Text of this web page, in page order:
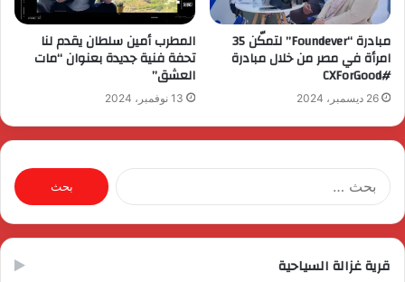
مبادرة “Foundever” لتمكّن 35
امرأة في مصر من خلال مبادرة
#CXForGood
26 ديسمبر، 2024
المطرب أمين سلطان يقدم لنا
تحفة فنية جديدة بعنوان “مات
العشق”
13 نوفمبر، 2024
البحث
عن:
قرية غزالة السياحية